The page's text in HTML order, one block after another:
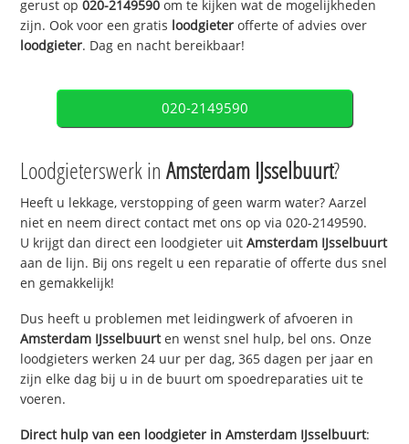
gerust op020-2149590 om te kijken wat de mogelijkheden
zijn. Ook voor een gratis loodgieter offerte of advies over
loodgieter. Dag en nacht bereikbaar!
020-2149590
Loodgieterswerk inAmsterdam IJsselbuurt?
Heeft u lekkage, verstopping of geen warm water? Aarzel
niet en neem direct contact met ons op via 020-2149590.
U krijgt dan direct een loodgieter uitAmsterdam IJsselbuurt
aan de lijn. Bij ons regelt u een reparatie of offerte dus snel
en gemakkelijk!
Dus heeft u problemen met leidingwerk of afvoeren in
Amsterdam IJsselbuurten wenst snel hulp, bel ons. Onze
loodgieters werken 24 uur per dag, 365 dagen per jaar en
zijn elke dag bij u in de buurt om spoedreparaties uit te
voeren.
Direct hulp van een loodgieter inAmsterdam IJsselbuurt: